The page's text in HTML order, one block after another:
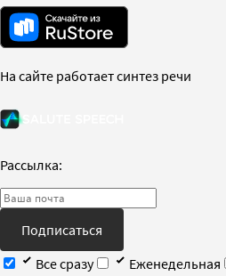
На сайте работает синтез речи
Рассылка:
Подписаться
Все сразу
Еженедельная